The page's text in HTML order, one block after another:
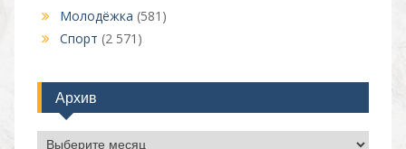
Молодёжка (581)
Спорт (2 571)
Архив
Архив